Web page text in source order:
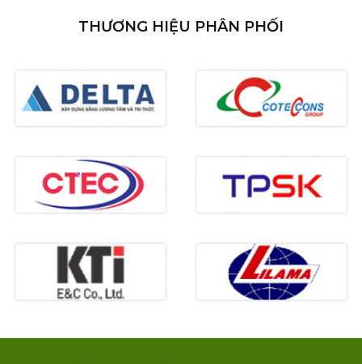
THƯƠNG HIỆU PHÂN PHỐI